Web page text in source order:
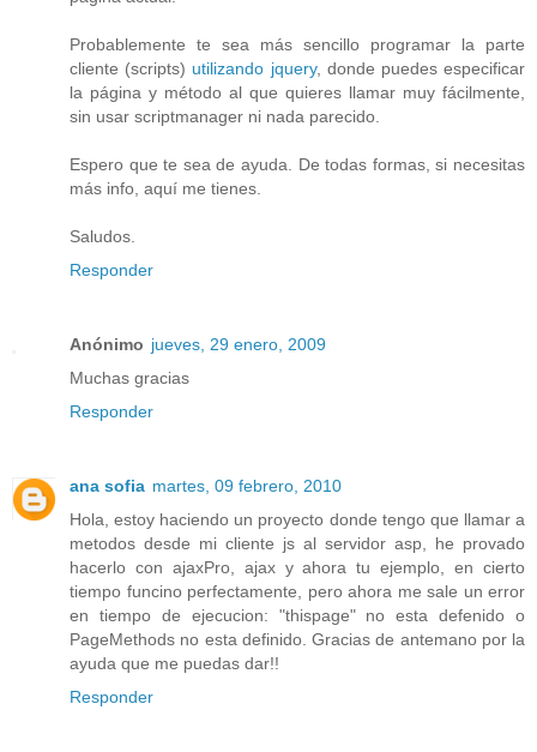
Probablemente te sea más sencillo programar la parte
cliente (scripts) utilizando jquery, donde puedes especificar
la página y método al que quieres llamar muy fácilmente,
sin usar scriptmanager ni nada parecido.
Espero que te sea de ayuda. De todas formas, si necesitas
más info, aquí me tienes.
Saludos.
Responder
Anónimo jueves, 29 enero, 2009
Muchas gracias
Responder
ana sofia martes, 09 febrero, 2010
Hola, estoy haciendo un proyecto donde tengo que llamar a
metodos desde mi cliente js al servidor asp, he provado
hacerlo con ajaxPro, ajax y ahora tu ejemplo, en cierto
tiempo funcino perfectamente, pero ahora me sale un error
en tiempo de ejecucion: "thispage" no esta defenido o
PageMethods no esta definido. Gracias de antemano por la
ayuda que me puedas dar!!
Responder